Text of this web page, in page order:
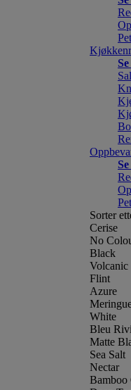
Sorter
Cerise
No
Black
Volcanic
Flint
Azure
White
Bleu
Matte
Sea Salt
Nectar
Bamboo